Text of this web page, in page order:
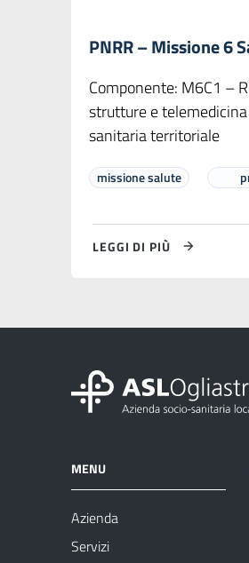
PNRR – Missione 6
Componente: M6C1 –
strutture e telemedicina
sanitaria territoriale
missione salute
LEGGI DI PIÙ
MENU
Azienda
Servizi